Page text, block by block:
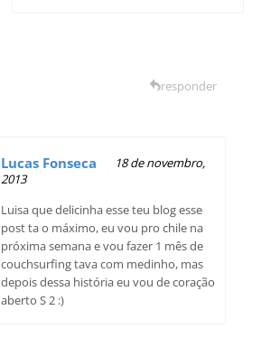
Lucas Fonseca
18 de novembro,
2013
Luisa que delicinha esse teu blog esse
post ta o máximo, eu vou pro chile na
próxima semana e vou fazer 1 mês de
couchsurfing tava com medinho, mas
depois dessa história eu vou de coração
aberto S 2 :)
responder